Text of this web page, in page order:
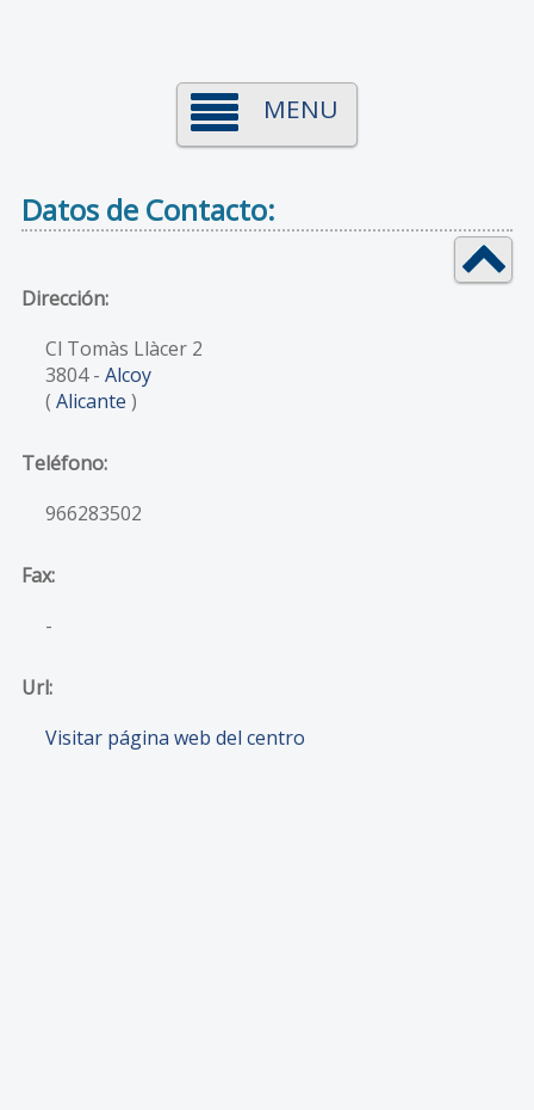
MENU
Datos de Contacto:
Dirección:
Cl Tomàs Llàcer 2
3804- Alcoy
( Alicante )
Teléfono:
966283502
Fax:
-
Url:
Visitar página web del centro